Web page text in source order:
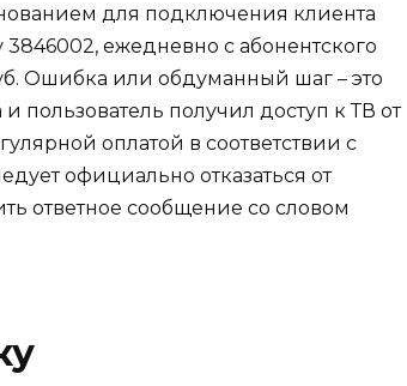
для подключения клиента
ежедневно с абонентского
Ошибка или обдуманный шаг – это
пользователь получил доступ к ТВ от
оплатой в соответствии с
официально отказаться от
ответное сообщение со словом